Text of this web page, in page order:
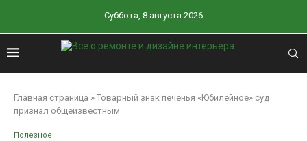
Суббота, 8 августа 2026
Главная страница » Товарный знак печенья «Юбилейное» суд
признал общеизвестным
Полезное